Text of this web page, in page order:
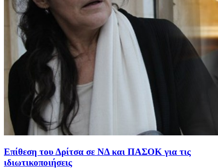
Επίθεση του Δρίτσα σε ΝΔ και ΠΑΣΟΚ για τις
ιδιωτικοποιήσεις